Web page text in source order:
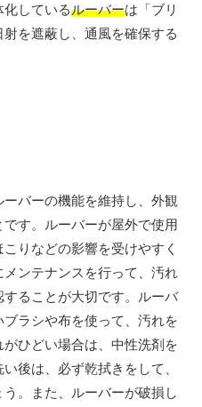
しているルーバーは「ブリ
を遮蔽し、通風を確保する
ーバーの機能を維持し、外観
す。ルーバーが屋外で使用
りなどの影響を受けやすく
ンテナンスを行って、汚れ
ることが大切です。ルーバ
ラシや布を使って、汚れを
ひどい場合は、中性洗剤を
後は、必ず乾拭きをして、
。また、ルーバーが破損し